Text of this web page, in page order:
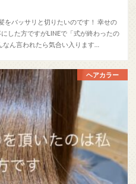
をバッサリと切りたいのです！ 幸せの
した方ですがLINEで「式が終わったの
ん言われたら気合い入ります…
ヘアカラー